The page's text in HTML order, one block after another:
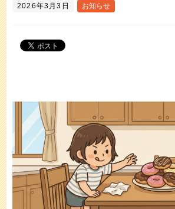
2026年3月3日 お知らせ